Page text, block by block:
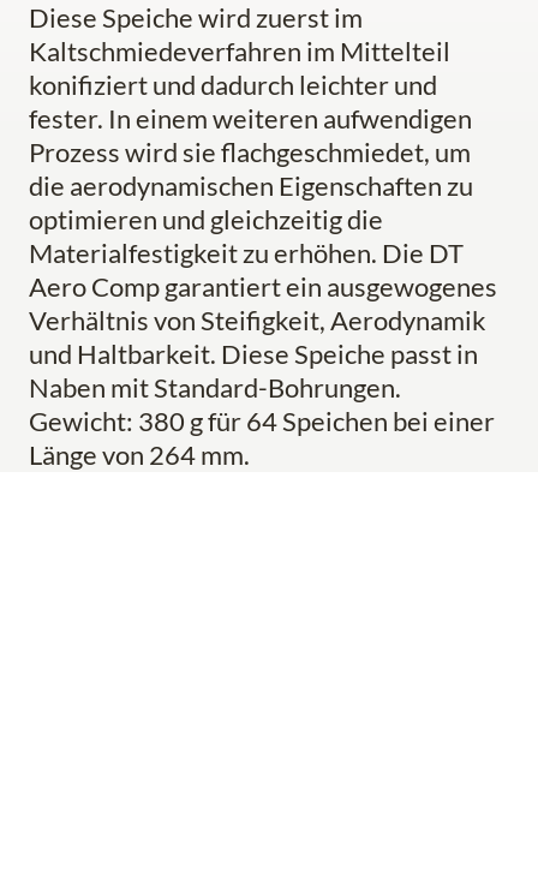
Diese Speiche wird zuerst im
Kaltschmiedeverfahren im Mittelteil
konifiziert und dadurch leichter und
fester. In einem weiteren aufwendigen
Prozess wird sie flachgeschmiedet, um
die aerodynamischen Eigenschaften zu
optimieren und gleichzeitig die
Materialfestigkeit zu erhöhen. Die DT
Aero Comp garantiert ein ausgewogenes
Verhältnis von Steifigkeit, Aerodynamik
und Haltbarkeit. Diese Speiche passt in
Naben mit Standard-Bohrungen.
Gewicht: 380 g für 64 Speichen bei einer
Länge von 264 mm.